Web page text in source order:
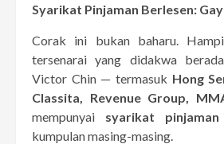
Syarikat Pinjaman Berlesen:
Corak ini bukan baharu.
tersenarai yang didakwa
Victor Chin — termasuk Hong
Classita, Revenue Group,
mempunyai syarikat pinjaman
kumpulan masing-masing.